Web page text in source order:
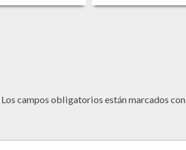
Los campos obligatorios están marcados con